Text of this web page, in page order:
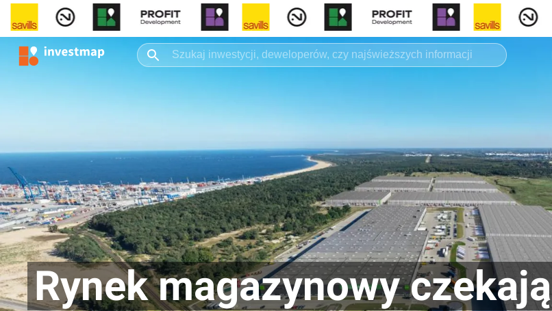
Rynek magazynowy